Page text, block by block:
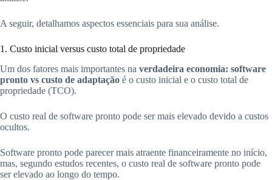
A seguir, detalhamos aspectos essenciais para sua análise.
1. Custo inicial versus custo total de propriedade
Um dos fatores mais importantes na verdadeira economia: software
pronto vs custo de adaptação é o custo inicial e o custo total de
propriedade (TCO).
O custo real de software pronto pode ser mais elevado devido a custos
ocultos.
Software pronto pode parecer mais atraente financeiramente no início,
mas, segundo estudos recentes, o custo real de software pronto pode
ser elevado ao longo do tempo.